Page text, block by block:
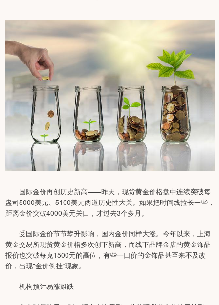
国际金价再创历史新高——昨天，现货黄金价格盘中连续突破每
盎司5000美元、5100美元两道历史性大关。如果把时间线拉长一些，
距离金价突破4000美元关口，才过去3个多月。
受国际金价节节攀升影响，国内金价同样大涨。今年以来，上海
黄金交易所现货黄金价格多次创下新高，而线下品牌金店的黄金饰品
报价也突破每克1500元的高位，有些一口价的金饰品甚至来不及改
价，出现“金价倒挂”现象。
机构预计易涨难跌